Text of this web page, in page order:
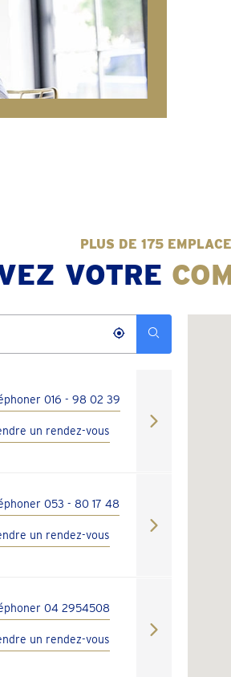
PLUS DE 175
VOTRE
016 - 98 02 39
un rendez-vous
053 - 80 17 48
un rendez-vous
04 2954508
un rendez-vous